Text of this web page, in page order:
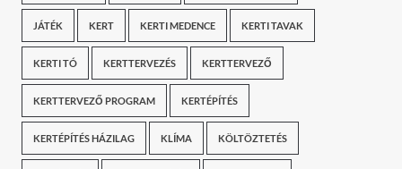
JÁTÉK KERT KERTI MEDENCE KERTI TAVAK
KERTI TÓ KERTTERVEZÉS KERTTERVEZŐ
KERTTERVEZŐ PROGRAM KERTÉPÍTÉS
KERTÉPÍTÉS HÁZILAG KLÍMA KÖLTÖZTETÉS